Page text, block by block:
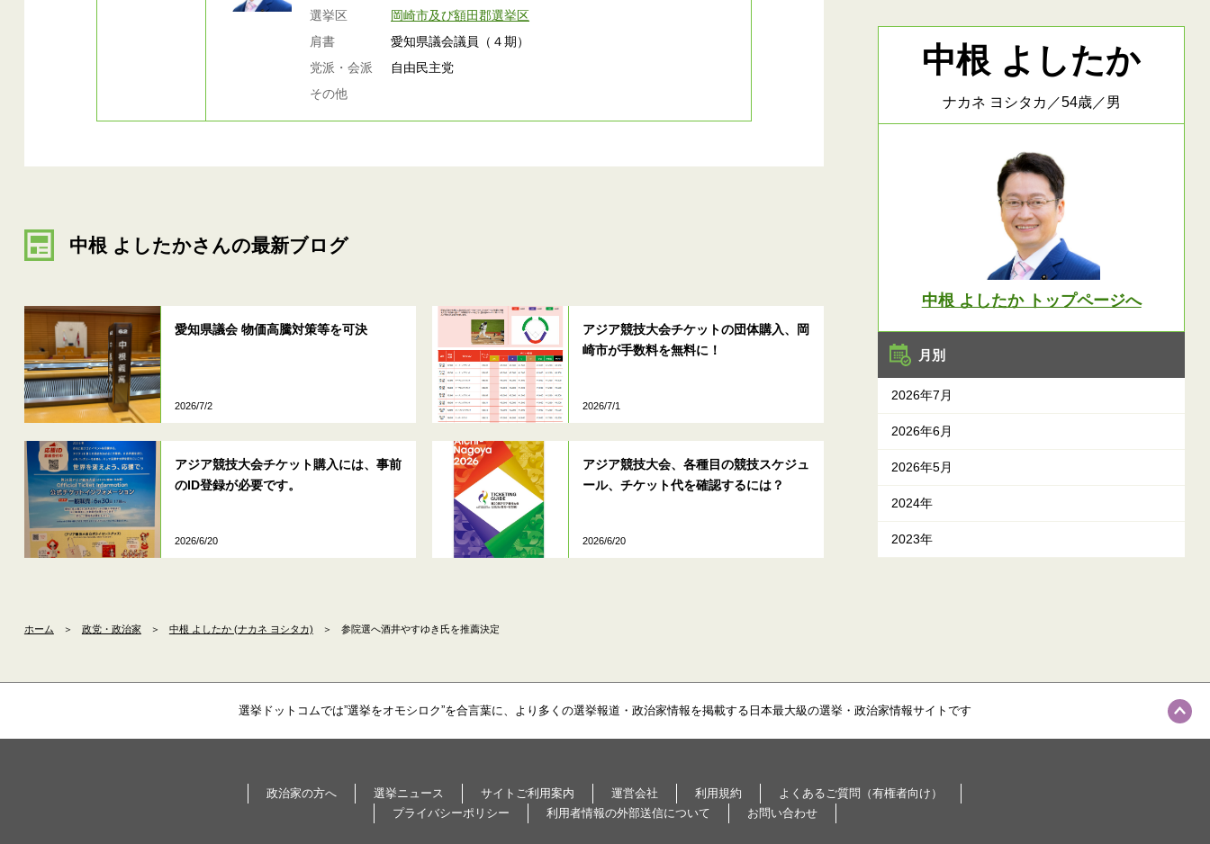
選挙区
岡崎市及び額田郡選挙区
肩書
愛知県議会議員（４期）
党派・会派
自由民主党
その他
中根 よしたかさんの最新ブログ
愛知県議会 物価高騰対策等を可決
2026/7/2
アジア競技大会チケットの団体購入、岡
崎市が手数料を無料に！
2026/7/1
アジア競技大会チケット購入には、事前
のID登録が必要です。
2026/6/20
アジア競技大会、各種目の競技スケジュ
ール、チケット代を確認するには？
2026/6/20
中根 よしたか
ナカネ ヨシタカ／54歳／男
中根 よしたか トップページへ
月別
2026年7月
2026年6月
2026年5月
2024年
2023年
ホーム ＞ 政党・政治家 ＞ 中根 よしたか (ナカネ ヨシタカ) ＞ 参院選へ酒井やすゆき氏を推薦決定
選挙ドットコムでは”選挙をオモシロク”を合言葉に、より多くの選挙報道・政治家情報を掲載する日本最大級の選挙・政治家情報サイトです
政治家の方へ 選挙ニュース サイトご利用案内 運営会社 利用規約
よくあるご質問（有権者向け）
プライバシーポリシー
利用者情報の外部送信について お問い合わせ